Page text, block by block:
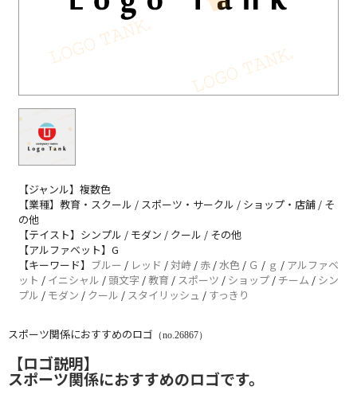
【ジャンル】複数色
【業種】教育・スクール / スポーツ・サークル / ショップ・店舗 / そ
の他
【テイスト】シンプル / モダン / クール / その他
【アルファベット】G
【キーワード】 ブルー / レッド /対峙 / 赤 /水色 / Ｇ / ｇ / アルファベ
ット / イニシャル / 頭文字 / 教育 / スポーツ / ショップ / チーム / シン
プル / モダン / クール / スタイリッシュ / すっきり
スポーツ関係におすすめのロゴ （no.26867）
【ロゴ説明】
スポーツ関係におすすめのロゴです。